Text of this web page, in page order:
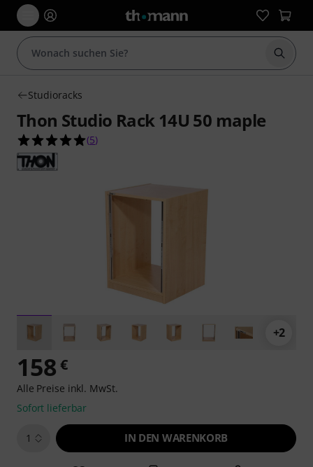
Suche
Studioracks
Thon Studio Rack 14U 50 maple
5.0 von 5 Sternen aus 5 Kundenbewertungen
(5)
+2
158 €
Alle Preise inkl. MwSt.
Sofort lieferbar
1 IN DEN WARENKORB